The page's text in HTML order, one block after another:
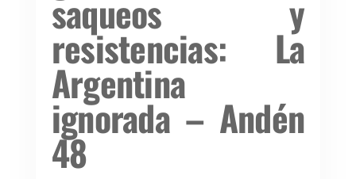
saqueos y
resistencias: La
Argentina
ignorada – Andén
48